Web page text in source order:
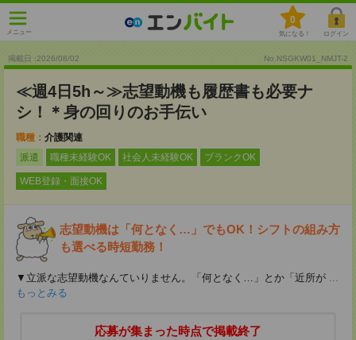
メニュー
0
気になる！ ログイン
掲載日 :2026/08/02 No.NSGKW01_NMJT-2
≪週4日5h～≫志望動機も履歴書も必要ナ
シ！＊身の回りのお手伝い
職種： 介護関連
派遣
職種未経験OK 社会人未経験OK ブランクOK
WEB登録・面接OK
志望動機は「何となく…」でもOK！シフトの組み方
も選べる時短勤務！
▼立派な志望動機なんていりません。「何となく…」とか「近所が ...
もっとみる
応募が集まった時点で掲載終了